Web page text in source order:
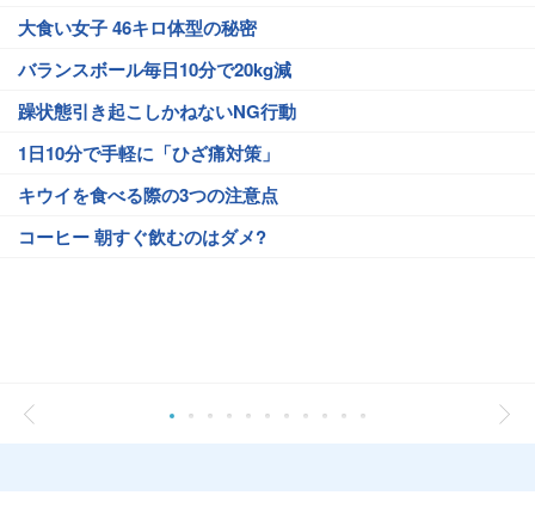
大食い女子 46キロ体型の秘密
バランスボール毎日10分で20kg減
躁状態引き起こしかねないNG行動
1日10分で手軽に「ひざ痛対策」
キウイを食べる際の3つの注意点
コーヒー 朝すぐ飲むのはダメ?